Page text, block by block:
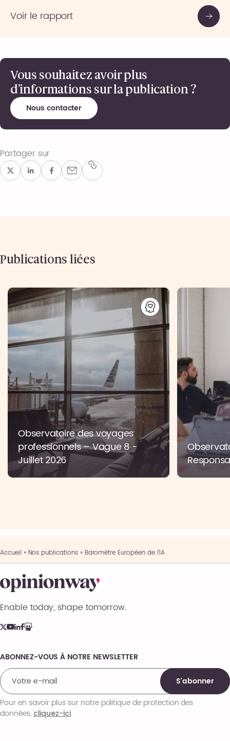
Voir le rapport
Vous souhaitez avoir plus
d’informations sur la publication ?
Nous contacter
Partager sur
Publications liées
Observatoire des voyages
professionnels – Vague 8 -
Juillet 2026
Accueil » Nos publications» Baromètre Européen de l’IA
Enable today, shape tomorrow.
Comments
ABONNEZ-VOUS À NOTRE NEWSLETTER
S'abonner
Pour en savoir plus sur notre politique de protection des
données,cliquez-ici.